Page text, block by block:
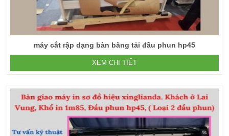
máy cắt rập dạng bàn băng tải đầu phun hp45
XEM CHI TIẾT